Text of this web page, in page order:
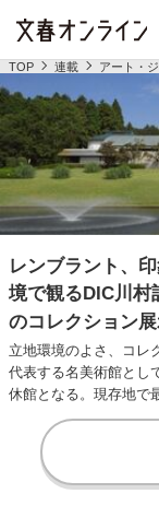
TOP 連載 アート・
レンブラント、
境で観るDIC川村
のコレクション展
立地環境のよさ、コレ
代表する名美術館とし
休館となる。現存地で